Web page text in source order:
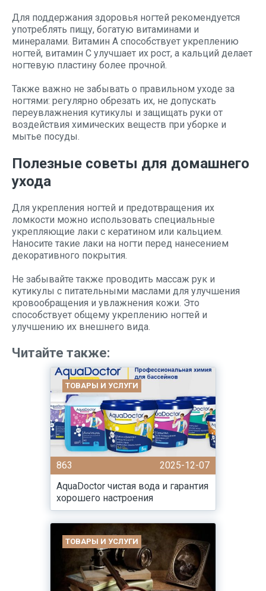
Для поддержания здоровья ногтей рекомендуется
употреблять пищу, богатую витаминами и
минералами. Витамин А способствует укреплению
ногтей, витамин С улучшает их рост, а кальций делает
ногтевую пластину более прочной.
Также важно не забывать о правильном уходе за
ногтями: регулярно обрезать их, не допускать
переувлажнения кутикулы и защищать руки от
воздействия химических веществ при уборке и
мытье посуды.
Полезные советы для домашнего
ухода
Для укрепления ногтей и предотвращения их
ломкости можно использовать специальные
укрепляющие лаки с кератином или кальцием.
Наносите такие лаки на ногти перед нанесением
декоративного покрытия.
Не забывайте также проводить массаж рук и
кутикулы с питательными маслами для улучшения
кровообращения и увлажнения кожи. Это
способствует общему укреплению ногтей и
улучшению их внешнего вида.
Читайте также:
ТОВАРЫ И УСЛУГИ
863
2025-12-07
AquaDoctor чистая вода и гарантия
хорошего настроения
ТОВАРЫ И УСЛУГИ